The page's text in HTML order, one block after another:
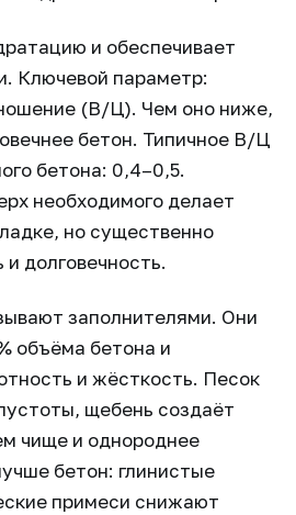
и обеспечивает
Ключевой параметр:
(В/Ц). Чем оно ниже,
бетон. Типичное В/Ц
бетона: 0,4–0,5.
необходимого делает
но существенно
долговечность.
заполнителями. Они
объёма бетона и
и жёсткость. Песок
щебень создаёт
чище и однороднее
бетон: глинистые
примеси снижают